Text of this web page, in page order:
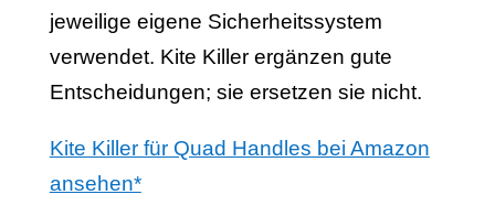
jeweilige eigene Sicherheitssystem
verwendet. Kite Killer ergänzen gute
Entscheidungen; sie ersetzen sie nicht.
Kite Killer für Quad Handles bei Amazon
ansehen*